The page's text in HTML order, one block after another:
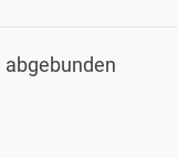
abgebunden